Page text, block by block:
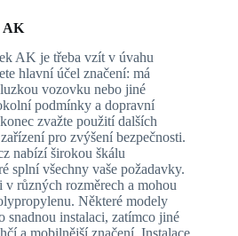
AK
AK je třeba vzít v úvahu
hlavní účel značení: má
vozovku nebo jiné
podmínky a dopravní
zvažte použití dalších
pro zvýšení bezpečnosti.
nabízí širokou škálu
splní všechny vaše požadavky.
různých rozměrech a mohou
Některé modely
snadnou instalaci, zatímco jiné
a mobilnější značení. Instalace